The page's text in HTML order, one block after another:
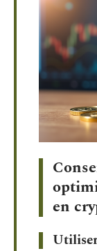
en